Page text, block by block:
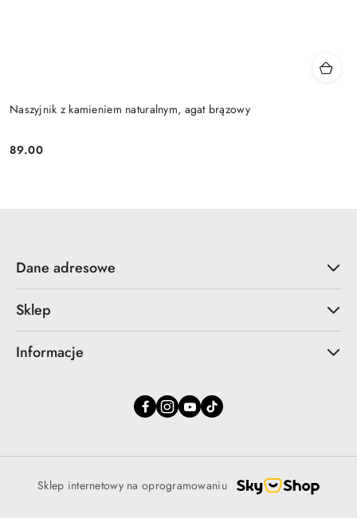
Naszyjnik z kamieniem naturalnym, agat brązowy
Cena:
89.00
Dane adresowe
Sklep
Informacje
Sklep internetowy na oprogramowaniu